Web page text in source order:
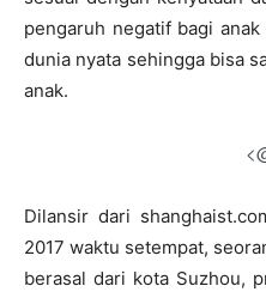
pengaruh negatif bagi
dunia nyata sehingga bisa
anak.
Dilansir dari
2017 waktu setempat,
berasal dari kota Suzhou,